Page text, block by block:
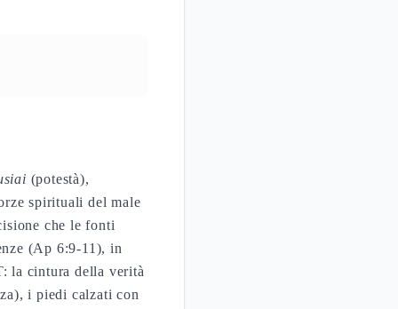
(potestà),
spirituali del male
che le fonti
(Ap 6:9-11), in
la cintura della verità
i piedi calzati con